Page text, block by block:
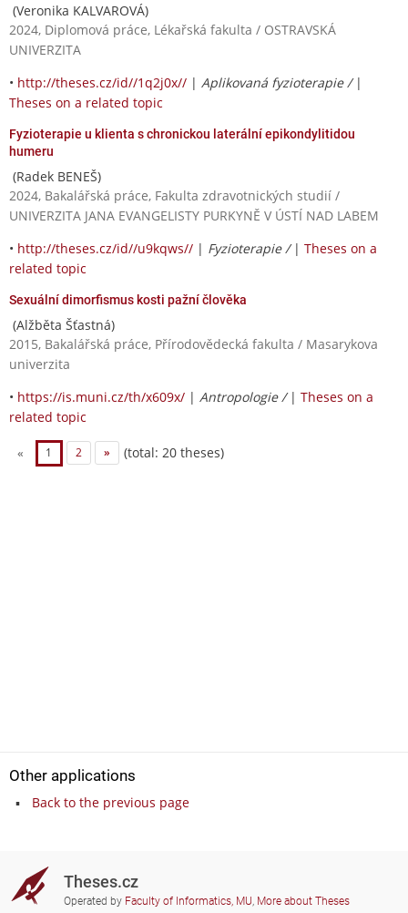
(Veronika KALVAROVÁ)
2024, Diplomová práce, Lékařská fakulta / OSTRAVSKÁ
UNIVERZITA
• http://theses.cz/id//1q2j0x// | Aplikovaná fyzioterapie / |
Theses on a related topic
Fyzioterapie u klienta s chronickou laterální epikondylitidou
humeru
(Radek BENEŠ)
2024, Bakalářská práce, Fakulta zdravotnických studií /
UNIVERZITA JANA EVANGELISTY PURKYNĚ V ÚSTÍ NAD LABEM
• http://theses.cz/id//u9kqws// | Fyzioterapie / | Theses on a
related topic
Sexuální dimorfismus kosti pažní člověka
(Alžběta Šťastná)
2015, Bakalářská práce, Přírodovědecká fakulta / Masarykova
univerzita
• https://is.muni.cz/th/x609x/ | Antropologie / | Theses on a
related topic
« 1 2 » (total: 20 theses)
Other applications
Back to the previous page
Theses.cz
Operated by Faculty of Informatics, MU, More about Theses